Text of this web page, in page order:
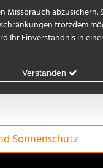
Sonnenschutz
trotzdem
Einverständnis in
Verstanden